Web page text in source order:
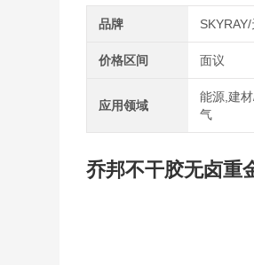
品牌
价格区间 面议
应用领域
能源,建
气
乔邦不干胶无卤重